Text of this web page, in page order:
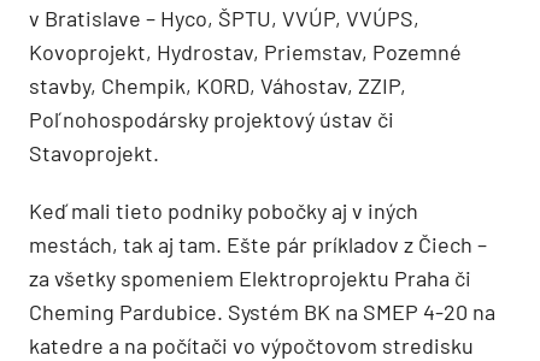
v Bratislave – Hyco, ŠPTU, VVÚP, VVÚPS,
Kovoprojekt, Hydrostav, Priemstav, Pozemné
stavby, Chempik, KORD, Váhostav, ZZIP,
Poľnohospodársky projektový ústav či
Stavoprojekt.
Keď mali tieto podniky pobočky aj v iných
mestách, tak aj tam. Ešte pár príkladov z Čiech –
za všetky spomeniem Elektroprojektu Praha či
Cheming Pardubice. Systém BK na SMEP 4-20 na
katedre a na počítači vo výpočtovom stredisku